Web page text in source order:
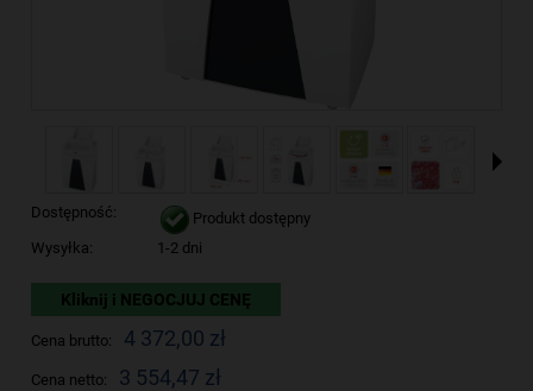
Dostępność:
Produkt dostępny
Wysyłka:
1-2 dni
Kliknij i NEGOCJUJ CENĘ
Cena brutto: 4 372,00 zł
Cena netto: 3 554,47 zł